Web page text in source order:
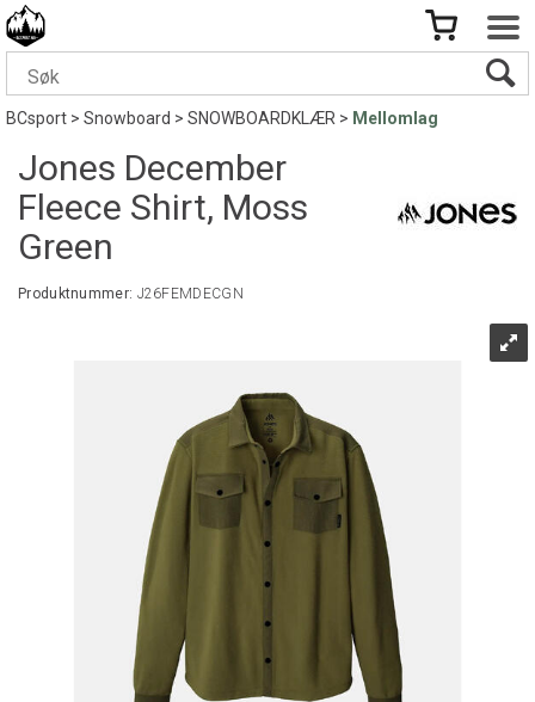
BCsport>Snowboard>SNOWBOARDKLÆR> Mellomlag
Jones December
Fleece Shirt, Moss
Green
Produktnummer: J26FEMDECGN